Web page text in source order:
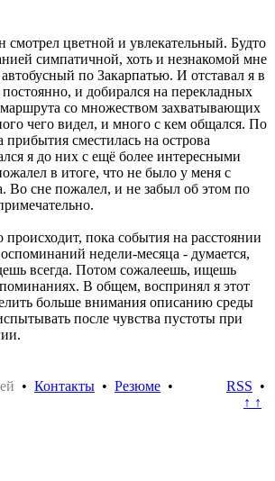
цветной и увлекательный. Будто
симпатичной, хоть и незнакомой мне
по Закарпатью. И отставал я в
и добирался на перекладных
со множеством захватывающих
чего видел, и много с кем общался. По
прибытия сместилась на острова
я до них с ещё более интересными
в итоге, что не было у меня с
Во сне пожалел, и не забыл об этом по
происходит, пока события на расстоянии
недели-месяца - думается,
всегда. Потом сожалеешь, ищешь
В общем, воспринял я этот
больше внимания описанию среды
после чувства пустоты при
• Контакты • Резюме •
RSS •
↑ ↑